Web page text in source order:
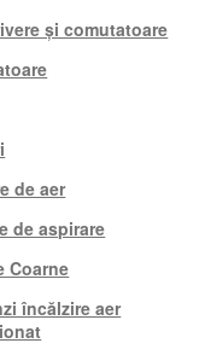
și comutatoare
de aer
de aspirare
Coarne
încălzire aer